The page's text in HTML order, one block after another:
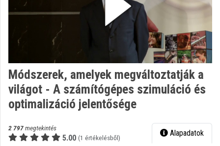
EGYETEM
Intézményi kezdőlap
Bejelentkezés
Kategóriák
Intézményi listák
Intézmények
Módszerek, amelyek megváltoztatják a
világot - A számítógépes szimuláció és
optimalizáció jelentősége
2 797megtekintés
5.00 (1 értékelésből) Alapadatok